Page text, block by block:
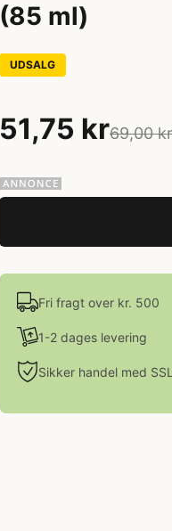
(85 ml)
UDSALG
51,75 kr69,00 kr
Fri fragt over kr. 500
1-2 dages levering
Sikker handel med SSL